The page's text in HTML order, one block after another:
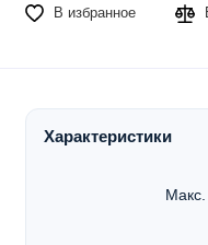
В избранное
Характеристики